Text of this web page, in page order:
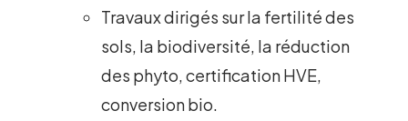
Travaux dirigés sur la fertilité des
sols, la biodiversité, la réduction
des phyto, certification HVE,
conversion bio.